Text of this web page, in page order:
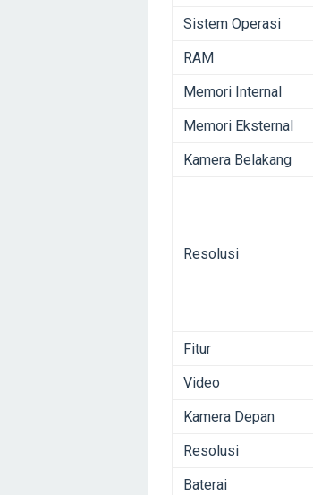
Sistem Operasi
RAM
Memori Internal
Memori Eksternal
Kamera Belakang
Resolusi
Fitur
Video
Kamera Depan
Resolusi
Baterai